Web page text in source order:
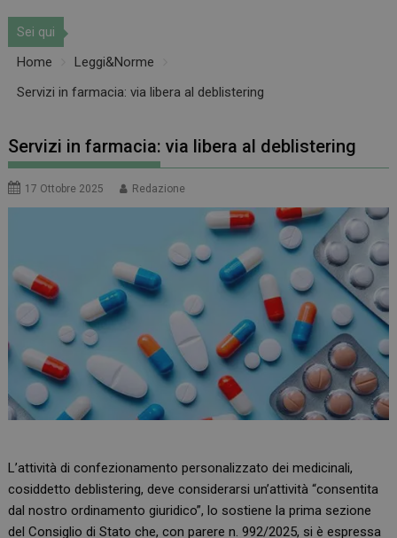
Sei qui
Home
Leggi&Norme
Servizi in farmacia: via libera al deblistering
Servizi in farmacia: via libera al deblistering
17 Ottobre 2025 Redazione
L’attività di confezionamento personalizzato dei medicinali,
cosiddetto deblistering, deve considerarsi un’attività “consentita
dal nostro ordinamento giuridico”, lo sostiene la prima sezione
del Consiglio di Stato che, con parere n. 992/2025, si è espressa